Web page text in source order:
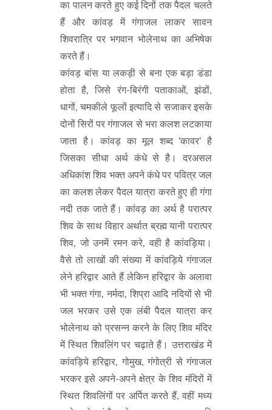
का पालन करते हुए कई दिनों तक पैदल चलते
हैं और कांवड़ में गंगाजल लाकर सावन
शिवरात्रि पर भगवान भोलेनाथ का अभिषेक
करते हैं।
कांवड़ बांस या लकड़ी से बना एक बड़ा डंडा
होता है, जिसे रंग-बिरंगी पताकाओं, झंडों,
धागों, चमकीले फूलों इत्यादि से सजाकर इसके
दोनों सिरों पर गंगाजल से भरा कलश लटकाया
जाता है। कांवड़ का मूल शब्द ‘कावर’ है
जिसका सीधा अर्थ कंधे से है। दरअसल
अधिकांश शिव भक्त अपने कंधे पर पवित्र जल
का कलश लेकर पैदल यात्रा करते हुए ही गंगा
नदी तक जाते हैं। कांवड़ का अर्थ है परात्पर
शिव के साथ विहार अर्थात ब्रह्म यानी परात्पर
शिव, जो उनमें रमन करे, वही है कांवड़िया।
वैसे तो लाखों की संख्या में कांवड़िये गंगाजल
लेने हरिद्वार आते हैं लेकिन हरिद्वार के अलावा
भी भक्त गंगा, नर्मदा, शिप्रा आदि नदियों से भी
जल भरकर उसे एक लंबी पैदल यात्रा कर
भोलेनाथ को प्रसन्न करने के लिए शिव मंदिर
में स्थित शिवलिंग पर चढ़ाते हैं। उत्तराखंड में
कांवड़िये हरिद्वार, गोमुख, गंगोत्री से गंगाजल
भरकर इसे अपने-अपने क्षेत्र के शिव मंदिरों में
स्थित शिवलिंगों पर अर्पित करते हैं, वहीं मध्य